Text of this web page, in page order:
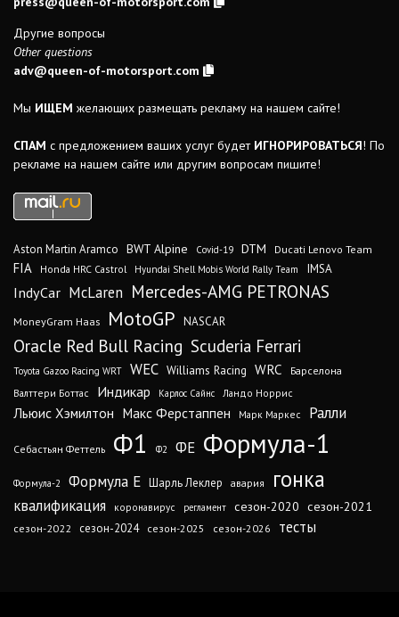
Другие вопросы
Other questions
adv@queen-of-motorsport.com
Мы ИЩЕМ желающих размещать рекламу на нашем сайте!
СПАМ с предложением ваших услуг будет ИГНОРИРОВАТЬСЯ! По
рекламе на нашем сайте или другим вопросам пишите!
Aston Martin Aramco BWT Alpine Covid-19 DTM Ducati Lenovo Team
FIA Honda HRC Castrol Hyundai Shell Mobis World Rally Team IMSA
IndyCar McLaren Mercedes-AMG PETRONAS
MoneyGram Haas MotoGP NASCAR
Oracle Red Bull Racing Scuderia Ferrari
Toyota Gazoo Racing WRT WEC Williams Racing WRC
Барселона
Валттери Боттас
Индикар Карлос Сайнс Ландо Норрис
Льюис Хэмилтон Макс Ферстаппен Марк Маркес Ралли
Себастьян Феттель Ф1 Ф2 ФЕ Формула-1
Формула-2 Формула Е Шарль Леклер авария гонка
квалификация коронавирус регламент сезон-2020 сезон-2021
сезон-2022 сезон-2024 сезон-2025 сезон-2026 тесты